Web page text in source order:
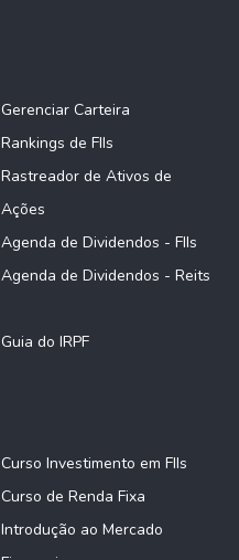
Gerenciar Carteira
Rankings de FIIs
Rastreador de Ativos de
Ações
Agenda de Dividendos - FIIs
Agenda de Dividendos - Reits
Guia do IRPF
Curso Investimento em FIIs
Curso de Renda Fixa
Introdução ao Mercado